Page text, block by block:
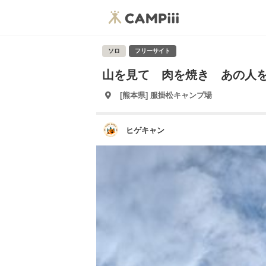
ソロ フリーサイト
山を見て 肉を焼き あの人
[熊本県] 服掛松キャンプ場
ヒゲキャン